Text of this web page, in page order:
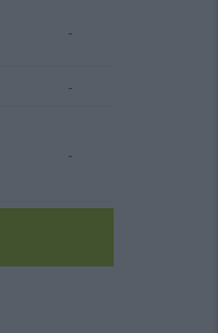
-
-
-